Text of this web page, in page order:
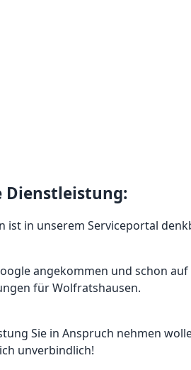
Dienstleistung:
in unserem Serviceportal
angekommen und schon
für Wolfratshausen.
Sie in Anspruch nehmen
unverbindlich!